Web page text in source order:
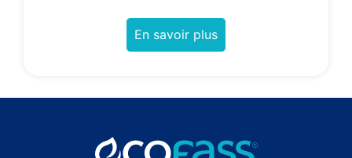
En savoir plus